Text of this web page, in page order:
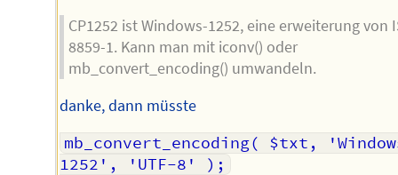
CP1252 ist Windows-1252, eine erweiterung von
8859-1. Kann man mit iconv() oder
mb_convert_encoding() umwandeln.
danke, dann müsste
mb_convert_encoding( $txt,
1252', 'UTF-8' );